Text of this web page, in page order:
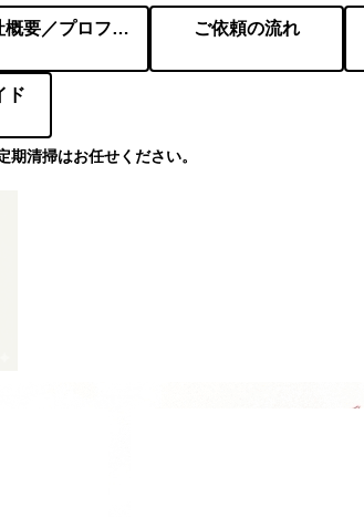
清掃はお任せください。
会社概要／プロフィール ご依頼の流れ
ド